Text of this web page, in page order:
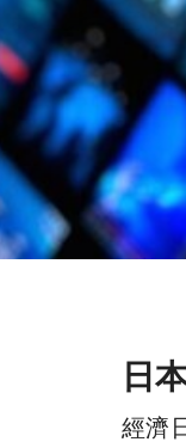
日
經濟